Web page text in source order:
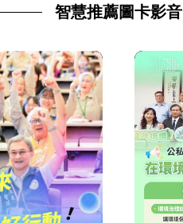
智慧推薦圖卡影音